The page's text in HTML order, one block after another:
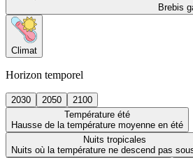
Brebis
Climat
Horizon temporel
2030 2050
2100
Température été
Hausse de la température moyenne en été
Nuits tropicales
Nuits où la température ne descend pas